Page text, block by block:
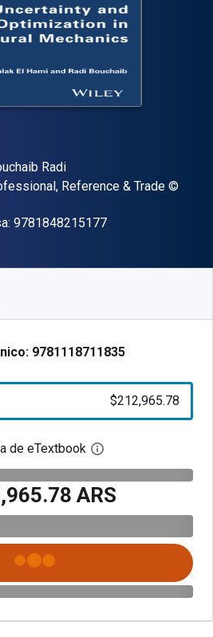
Radi
Reference & Trade ©
9781848215177"ISBN-13
9781118711835
$212,965.78
de eTextbook Abre el cuadro de
ARS